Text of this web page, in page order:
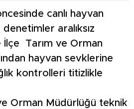
canlı hayvan
aralıksız
Tarım ve Orman
hayvan sevklerine
kontrolleri titizlikle
Orman Müdürlüğü teknik